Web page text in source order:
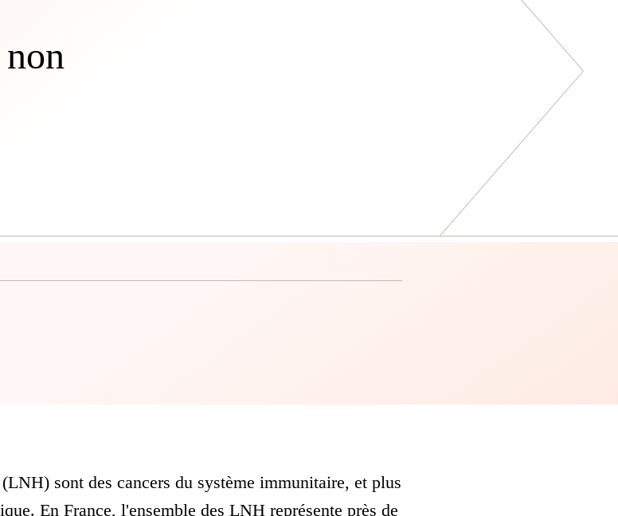
sont des cancers du système immunitaire, et plus
En France, l'ensemble des LNH représente près de